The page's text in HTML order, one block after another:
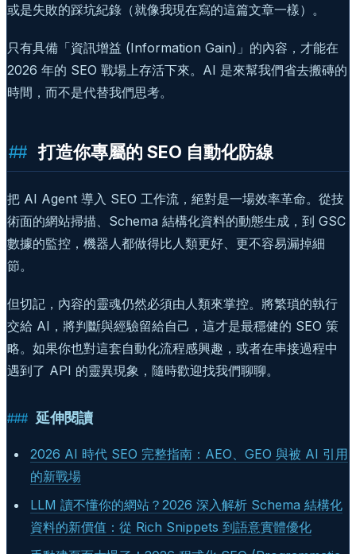
或是失敗的踩坑紀錄（就像我現在寫的這篇文章一樣）。
只有具備「資訊增益 (Information Gain)」的內容，才能在
2026 年的 SEO 戰場上存活下來。AI 是來幫我們省去搬磚的
時間，而不是代替我們思考。
打造你專屬的 SEO 自動化防線
把 AI Agent 導入 SEO 工作流，絕對是一場效率革命。從技
術面的網站掃描、Schema 結構化資料的動態生成，到 GSC
數據的監控，機器人都做得比人類更好、更不容易漏掉細
節。
但切記，內容的靈魂仍然必須由人類來掌控。將繁瑣的執行
交給 AI，將判斷與經驗留給自己，這才是最穩健的 SEO 策
略。如果你也對這套自動化流程感興趣，或者在串接過程中
遇到了 API 的靈異現象，隨時歡迎找我們聊聊。
延伸閱讀
2026 AI 時代 SEO 完整指南：AEO、GEO 與被 AI 引用
的新戰場
LLM 讀不懂你的網站？2026 深入解析 Schema 結構化
資料的新價值：從 Rich Snippets 到語意實體優化